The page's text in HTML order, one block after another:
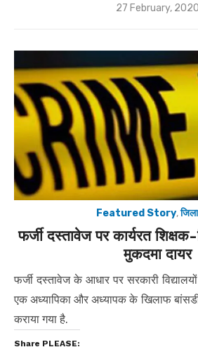
Posted
27 February, 2020
Featured Story,
फर्जी दस्तावेज पर कार्यरत
मुकदमा दायर
फर्जी दस्तावेज के आधार पर सरकारी
एक अध्यापिका और अध्यापक के खिलाफ
कराया गया है.
Share PLEASE: